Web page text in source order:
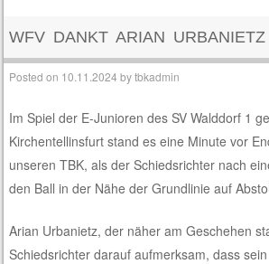
WFV DANKT ARIAN
Posted on 10.11.2024 bytbkadmin
Im Spiel der E-Junioren des SV Walddorf 1
Kirchentellinsfurt stand es eine Minute vor
unseren TBK, als der Schiedsrichter nach
den Ball in der Nähe der Grundlinie auf
Arian Urbanietz, der näher am Geschehen
Schiedsrichter darauf aufmerksam, dass